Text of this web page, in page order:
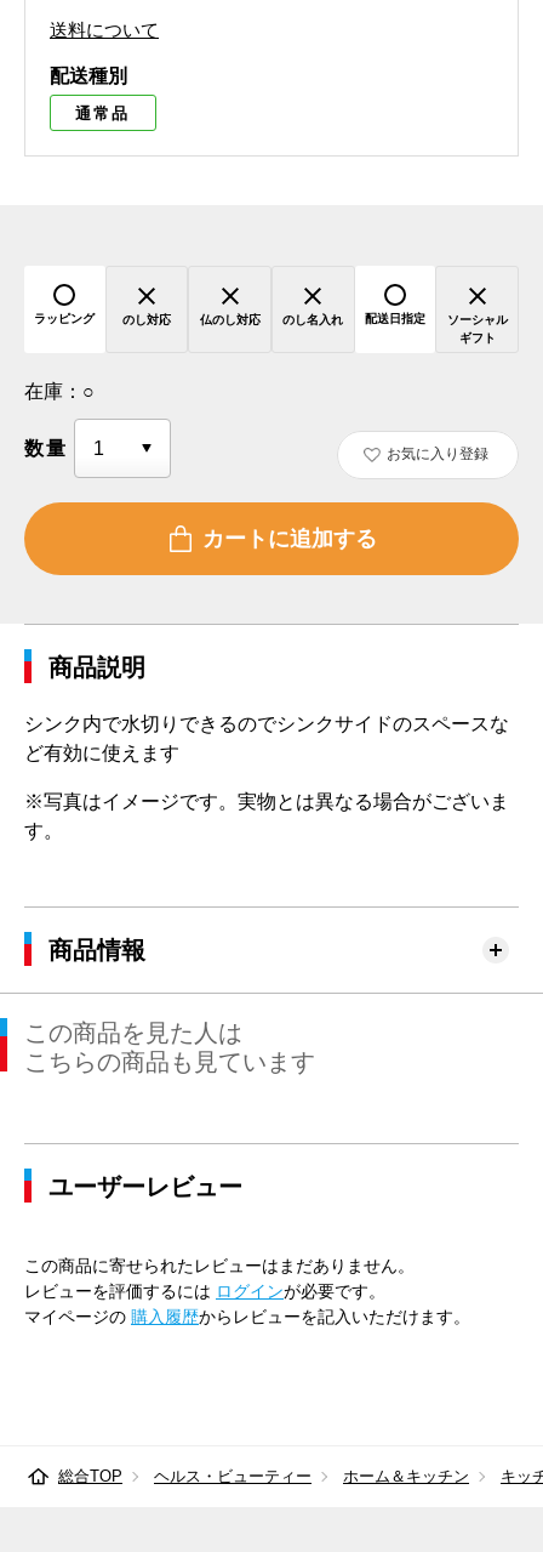
送料について
配送種別
通常品
ラッピング のし対応 仏のし対応 のし名入れ 配送日指定
ソーシャル
ギフト
在庫： ○
数量 お気に入り登録
商品説明
シンク内で水切りできるのでシンクサイドのスペースな
ど有効に使えます
※写真はイメージです。実物とは異なる場合がございま
す。
商品情報
この商品を見た人は
こちらの商品も見ています
ユーザーレビュー
この商品に寄せられたレビューはまだありません。
レビューを評価するには ログインが必要です。
マイページの 購入履歴からレビューを記入いただけます。
総合TOP ヘルス・ビューティー ホーム＆キッチン キッ